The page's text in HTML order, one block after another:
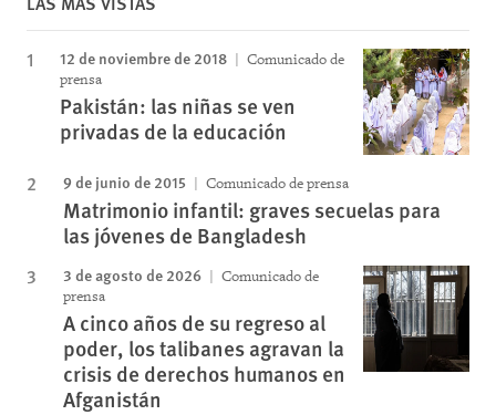
12 de noviembre de 2018
Comunicado de
prensa
Pakistán: las niñas se ven
privadas de la educación
9 de junio de 2015 Comunicado de prensa
Matrimonio infantil: graves secuelas para
las jóvenes de Bangladesh
3 de agosto de 2026
Comunicado de
prensa
A cinco años de su regreso al
poder, los talibanes agravan la
crisis de derechos humanos en
Afganistán